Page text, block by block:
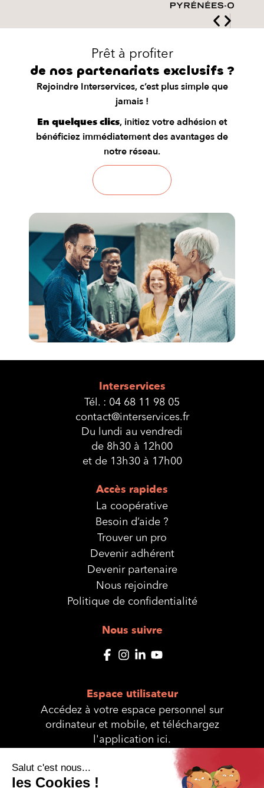
Prêt à profiter
de nos partenariats exclusifs ?
Rejoindre Interservices, c’est plus simple que
jamais !
En quelques clics, initiez votre adhésion et
bénéficiez immédiatement des avantages de
notre réseau.
Interservices
Tél. : 04 68 11 98 05
contact@interservices.fr
Du lundi au vendredi
de 8h30 à 12h00
et de 13h30 à 17h00
Accès rapides
La coopérative
Besoin d’aide ?
Trouver un pro
Devenir adhérent
Devenir partenaire
Nous rejoindre
Politique de confidentialité
Nous suivre
Espace utilisateur
Accédez à votre espace personnel sur
ordinateur et mobile, et téléchargez
l'application ici.